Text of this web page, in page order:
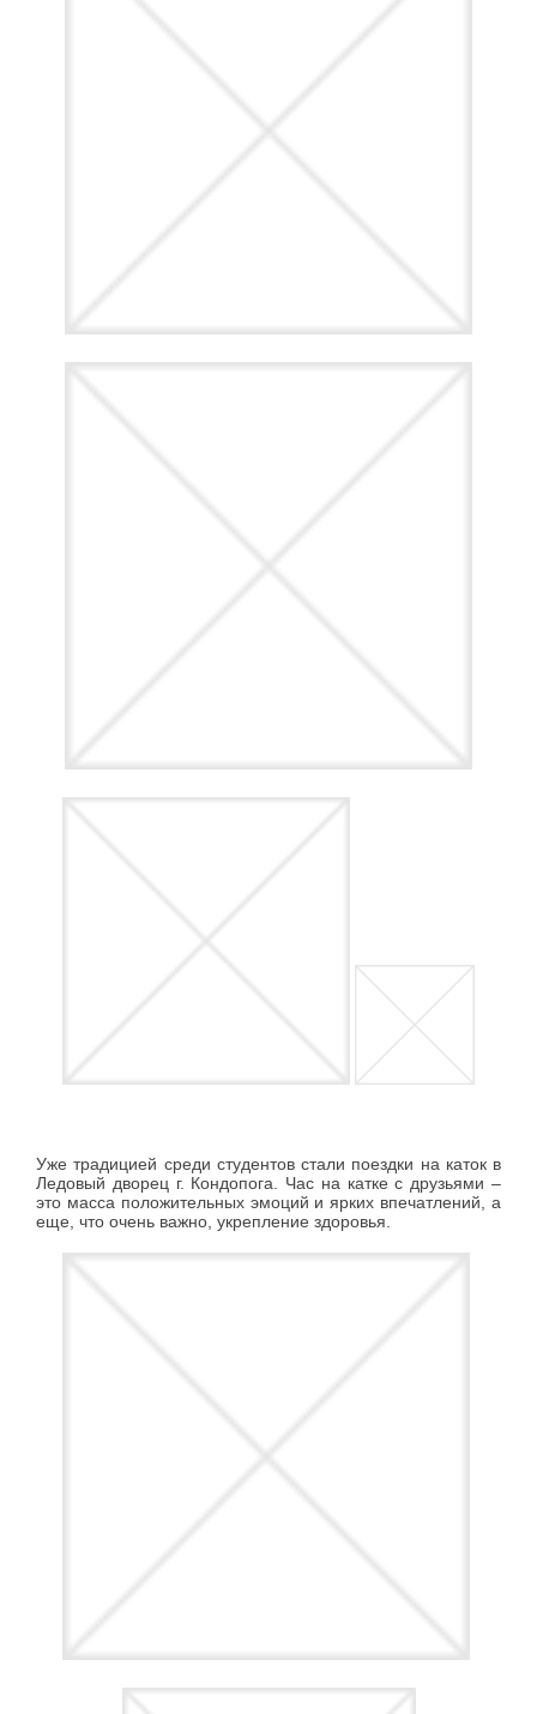
Уже традицией среди студентов стали поездки на каток в
Ледовый дворец г. Кондопога. Час на катке с друзьями –
это масса положительных эмоций и ярких впечатлений, а
еще, что очень важно, укрепление здоровья.